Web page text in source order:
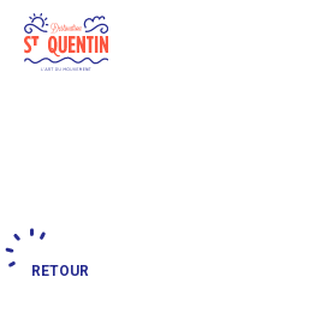
RETOUR
Panneau de gestion des cookies